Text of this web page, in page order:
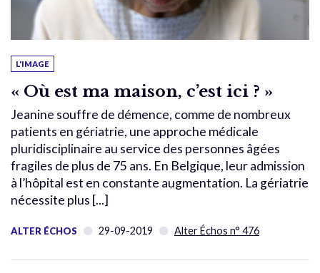
L'IMAGE
« Où est ma maison, c’est ici ? »
Jeanine souffre de démence, comme de nombreux
patients en gériatrie, une approche médicale
pluridisciplinaire au service des personnes âgées
fragiles de plus de 75 ans. En Belgique, leur admission
à l’hôpital est en constante augmentation. La gériatrie
nécessite plus [...]
ALTER ÉCHOS 29-09-2019 Alter Échos n° 476